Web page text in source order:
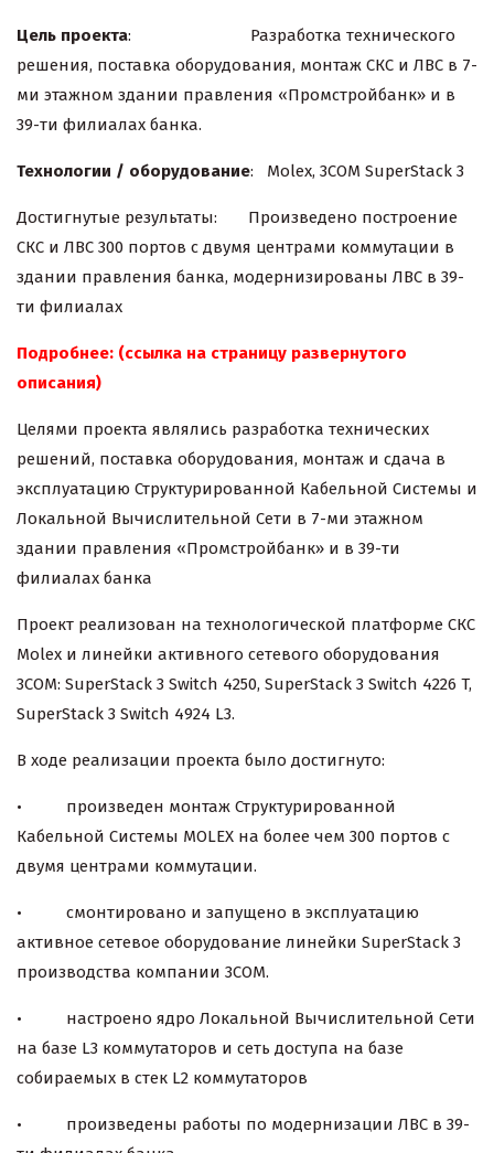
Цель проекта: Разработка технического
решения, поставка оборудования, монтаж СКС и ЛВС в 7-
ми этажном здании правления «Промстройбанк» и в
39-ти филиалах банка.
Технологии / оборудование: Molex, 3COM SuperStack 3
Достигнутые результаты: Произведено построение
СКС и ЛВС 300 портов с двумя центрами коммутации в
здании правления банка, модернизированы ЛВС в 39-
ти филиалах
Подробнее: (ссылка на страницу развернутого
описания)
Целями проекта являлись разработка технических
решений, поставка оборудования, монтаж и сдача в
эксплуатацию Структурированной Кабельной Системы и
Локальной Вычислительной Сети в 7-ми этажном
здании правления «Промстройбанк» и в 39-ти
филиалах банка
Проект реализован на технологической платформе СКС
Molex и линейки активного сетевого оборудования
3COM: SuperStack 3 Switch 4250, SuperStack 3 Switch 4226 T,
SuperStack 3 Switch 4924 L3.
В ходе реализации проекта было достигнуто:
• произведен монтаж Структурированной
Кабельной Системы MOLEX на более чем 300 портов с
двумя центрами коммутации.
• смонтировано и запущено в эксплуатацию
активное сетевое оборудование линейки SuperStack 3
производства компании 3COM.
• настроено ядро Локальной Вычислительной Сети
на базе L3 коммутаторов и сеть доступа на базе
собираемых в стек L2 коммутаторов
• произведены работы по модернизации ЛВС в 39-